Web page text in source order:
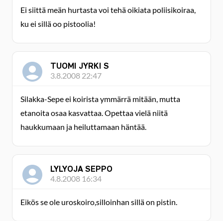
Ei siittä meän hurtasta voi tehä oikiata poliisikoiraa,
ku ei sillä oo pistoolia!
TUOMI JYRKI S
3.8.2008 22:47
Silakka-Sepe ei koirista ymmärrä mitään, mutta
etanoita osaa kasvattaa. Opettaa vielä niitä
haukkumaan ja heiluttamaan häntää.
LYLYOJA SEPPO
4.8.2008 16:34
Eikös se ole uroskoiro,silloinhan sillä on pistin.